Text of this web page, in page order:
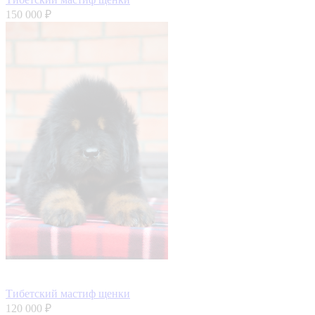
150 000 ₽
Тибетский мастиф щенки
120 000 ₽